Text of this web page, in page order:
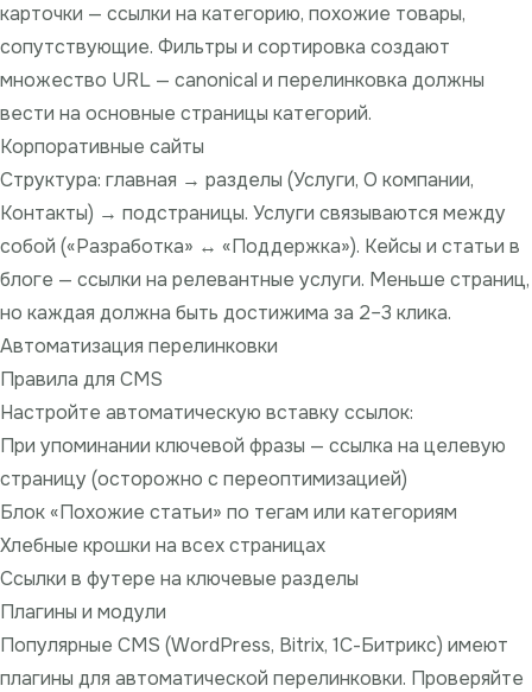
карточки — ссылки на категорию, похожие товары,
сопутствующие. Фильтры и сортировка создают
множество URL — canonical и перелинковка должны
вести на основные страницы категорий.
Корпоративные сайты
Структура: главная → разделы (Услуги, О компании,
Контакты) → подстраницы. Услуги связываются между
собой («Разработка» ↔ «Поддержка»). Кейсы и статьи в
блоге — ссылки на релевантные услуги. Меньше страниц,
но каждая должна быть достижима за 2–3 клика.
Автоматизация перелинковки
Правила для CMS
Настройте автоматическую вставку ссылок:
При упоминании ключевой фразы — ссылка на целевую
страницу (осторожно с переоптимизацией)
Блок «Похожие статьи» по тегам или категориям
Хлебные крошки на всех страницах
Ссылки в футере на ключевые разделы
Плагины и модули
Популярные CMS (WordPress, Bitrix, 1С-Битрикс) имеют
плагины для автоматической перелинковки. Проверяйте